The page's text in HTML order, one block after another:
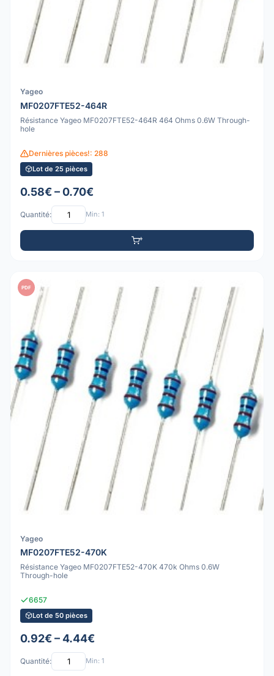
Yageo
MF0207FTE52-464R
Résistance Yageo MF0207FTE52-464R 464 Ohms 0.6W Through-
hole
Dernières pièces!: 288
Lot de 25 pièces
0.58€ – 0.70€
Quantité: Min: 1
PDF
Yageo
MF0207FTE52-470K
Résistance Yageo MF0207FTE52-470K 470k Ohms 0.6W
Through-hole
6657
Lot de 50 pièces
0.92€ – 4.44€
Quantité: Min: 1